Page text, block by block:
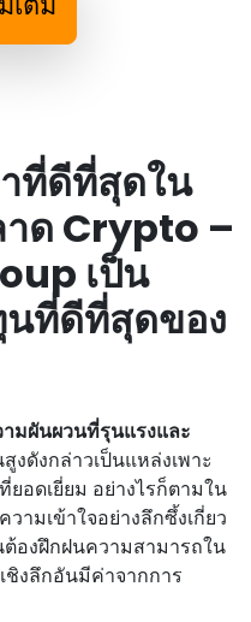
าที่ดีที่สุดใน
ด Crypto –
เป็น
ที่ดีที่สุดของ
ามผันผวนที่รุนแรงและ
ดังกล่าวเป็นแหล่งเพาะ
อดเยี่ยม อย่างไรก็ตามใน
ามเข้าใจอย่างลึกซึ้งเกี่ยว
องฝึกฝนความสามารถใน
ชิงลึกอันมีค่าจากการ